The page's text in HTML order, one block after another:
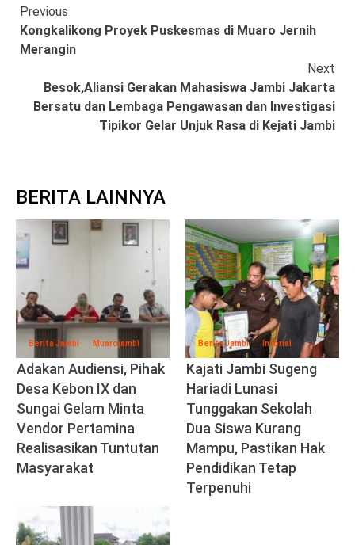
Continue
Reading
Previous
Kongkalikong Proyek Puskesmas di Muaro Jernih
Merangin
Next
Besok,Aliansi Gerakan Mahasiswa Jambi Jakarta
Bersatu dan Lembaga Pengawasan dan Investigasi
Tipikor Gelar Unjuk Rasa di Kejati Jambi
BERITA LAINNYA
Berita Jambi Muarojambi
Adakan Audiensi, Pihak
Desa Kebon IX dan
Sungai Gelam Minta
Vendor Pertamina
Realisasikan Tuntutan
Masyarakat
Berita Jambi Inforial
Kajati Jambi Sugeng
Hariadi Lunasi
Tunggakan Sekolah
Dua Siswa Kurang
Mampu, Pastikan Hak
Pendidikan Tetap
Terpenuhi